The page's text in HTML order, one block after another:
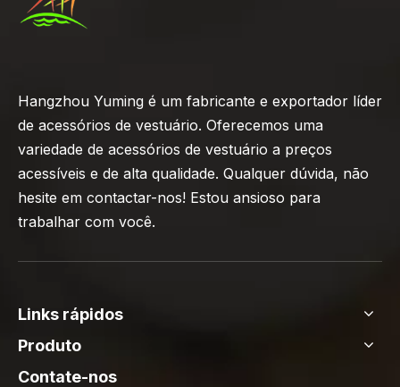
Hangzhou Yuming é um fabricante e exportador líder
de acessórios de vestuário. Oferecemos uma
variedade de acessórios de vestuário a preços
acessíveis e de alta qualidade. Qualquer dúvida, não
hesite em contactar-nos! Estou ansioso para
trabalhar com você.
Links rápidos
Produto
Contate-nos